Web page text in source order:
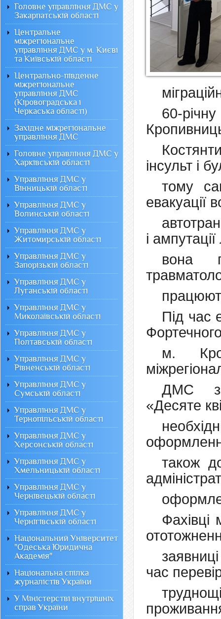
60-
інсульт і
тому
евакуації
і
вона
Під час
м.
ДМС
«Десяте
також
Фахівці
час
Головне управління ДМС у
Закарпатській області
Центральне
міжрегіональне
управління ДМС у м. Києві
та Київській області
Центрально-південне
міжрегіональне
управління ДМС
(Кіровоградська і
Черкаська області)
Західне міжрегіональне
управління ДМС
Головне управління ДМС у
Харківській області
Управління ДМС у
Вінницькій області
Управління ДМС у
Волинській області
Управління ДМС у
Житомирській області
Управління ДМС у
Запорізькій області
Управління ДМС у
Луганській області
Управління ДМС у
Миколаївській області
Управління ДМС у
Полтавській області
Управління ДМС у
Рівненській області
Управління ДМС у
Сумській області
Управління ДМС у
Тернопільській області
Управління ДМС у
Херсонській області
Управління ДМС у
Хмельницькій області
Управління ДМС у
Чернівецькій області
Управління ДМС у
Чернігівській області
Національний Університет
"Одеська Юридична
Академія"
Національна спілка
журналістів України
У Міністерстві внутрішніх
справ України